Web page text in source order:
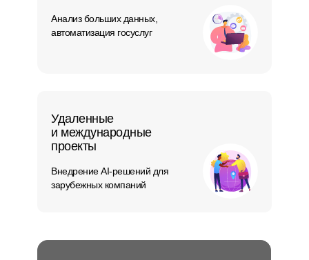
Удаленные
и международные
проекты
Внедрение AI-решений для
зарубежных компаний
Анализ больших данных,
автоматизация госуслуг